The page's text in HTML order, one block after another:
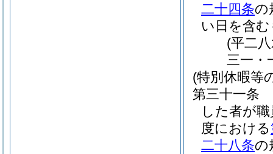
二十四条の
い日を含
(平二
三一・
(特別休暇等
第三十一条
した者が
度における
二十八条の